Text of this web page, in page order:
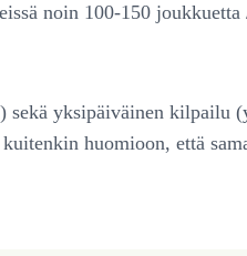
noin 100-150
yksipäiväinen kilpailu
huomioon, että